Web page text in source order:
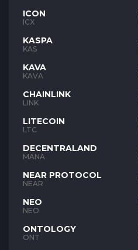
ICON
ICX
KASPA
KAS
KAVA
KAVA
CHAINLINK
LINK
LITECOIN
LTC
DECENTRALAND
MANA
NEAR PROTOCOL
NEAR
NEO
NEO
ONTOLOGY
ONT